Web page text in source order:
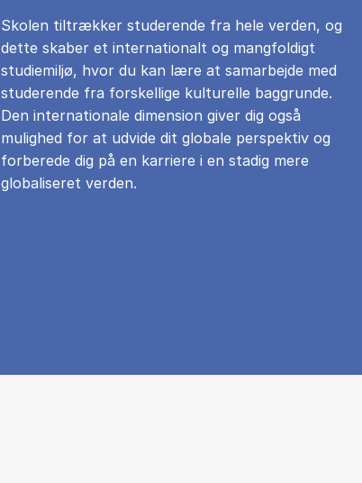
Skolen tiltrækker studerende fra hele verden, og
dette skaber et internationalt og mangfoldigt
studiemiljø, hvor du kan lære at samarbejde med
studerende fra forskellige kulturelle baggrunde.
Den internationale dimension giver dig også
mulighed for at udvide dit globale perspektiv og
forberede dig på en karriere i en stadig mere
globaliseret verden.